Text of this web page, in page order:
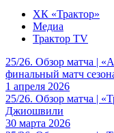
ХК «Трактор»
Медиа
Трактор TV
25/26. Обзор матча |
финальный матч
1 апреля 2026
25/26. Обзор матча |
Джиошвили
30 марта 2026